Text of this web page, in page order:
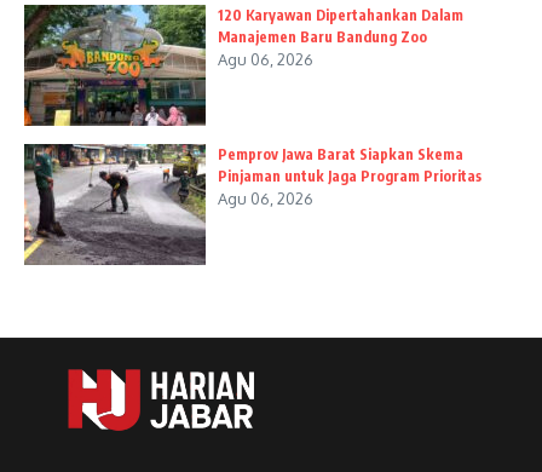
120 Karyawan Dipertahankan Dalam
Manajemen Baru Bandung Zoo
Agu 06, 2026
Pemprov Jawa Barat Siapkan Skema
Pinjaman untuk Jaga Program Prioritas
Agu 06, 2026